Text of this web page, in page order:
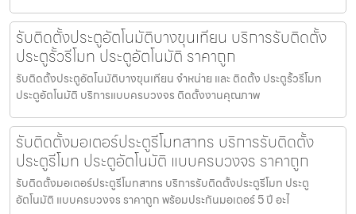
รับติดตั้งประตูอัตโนมัติบางขุนเทียน บริการรับติดตั้ง
ประตูรั้วรีโมท ประตูอัตโนมัติ ราคาถูก
รับติดตั้งประตูอัตโนมัติบางขุนเทียน จำหน่าย และ ติดตั้ง ประตูรั้วรีโมท
ประตูอัตโนมัติ บริการแบบครบวงจร ติดตั้งงานคุณภาพ
รับติดตั้งมอเตอร์ประตูรีโมทสาทร บริการรับติดตั้ง
ประตูรีโมท ประตูอัตโนมัติ แบบครบวงจร ราคาถูก
รับติดตั้งมอเตอร์ประตูรีโมทสาทร บริการรับติดตั้งประตูรีโมท ประตู
อัตโนมัติ แบบครบวงจร ราคาถูก พร้อมประกันมอเตอร์ 5 ปี อะไ